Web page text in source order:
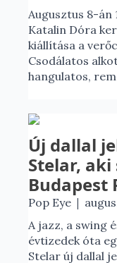
Augusztus 8-án
Katalin Dóra
kiállítása a
Csodálatos
hangulatos,
Új dallal
Stelar,
Budapest
Pop Eye |
A jazz, a swing
évtizedek óta
Stelar új dallal